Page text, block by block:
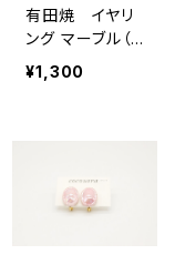
有田焼 イヤリ
ング マーブル（O
val）2
¥1,300